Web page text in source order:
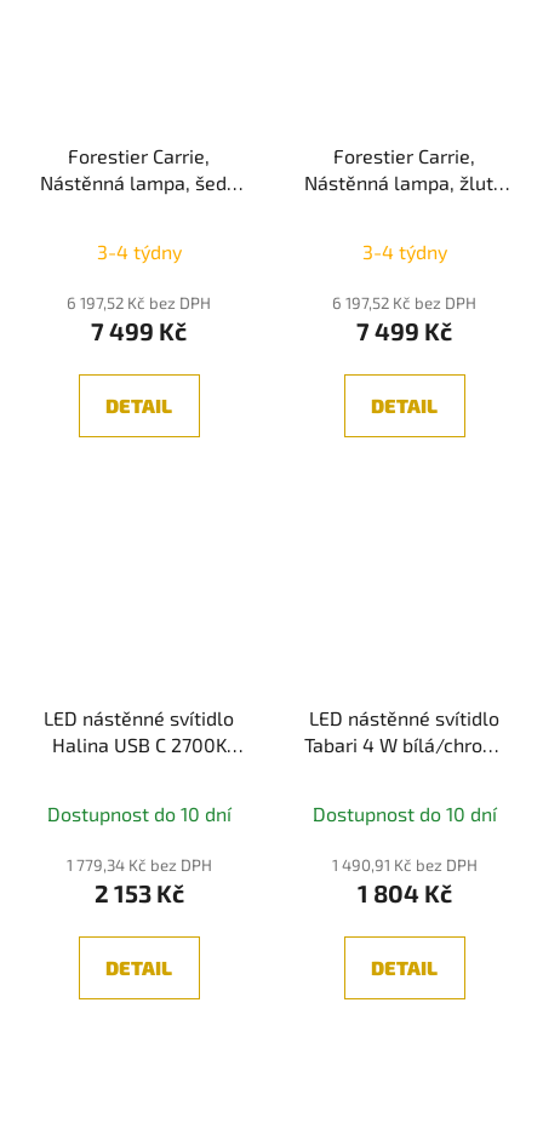
Forestier Carrie,
Nástěnná lampa, šedá
3-4 týdny
6 197,52 Kč bez DPH
7 499 Kč
DETAIL
Forestier Carrie,
Nástěnná lampa, žlutá
3-4 týdny
6 197,52 Kč bez DPH
7 499 Kč
DETAIL
LED nástěnné svítidlo
Halina USB C 2700K
Dostupnost do 10 dní
1 779,34 Kč bez DPH
2 153 Kč
DETAIL
LED nástěnné svítidlo
Tabari 4 W bílá/chrom,
Dostupnost do 10 dní
1 490,91 Kč bez DPH
1 804 Kč
DETAIL